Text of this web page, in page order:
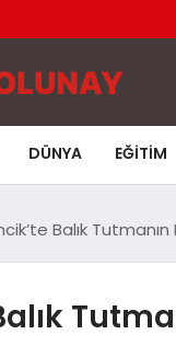
DÜNYA EĞITIM
Balık